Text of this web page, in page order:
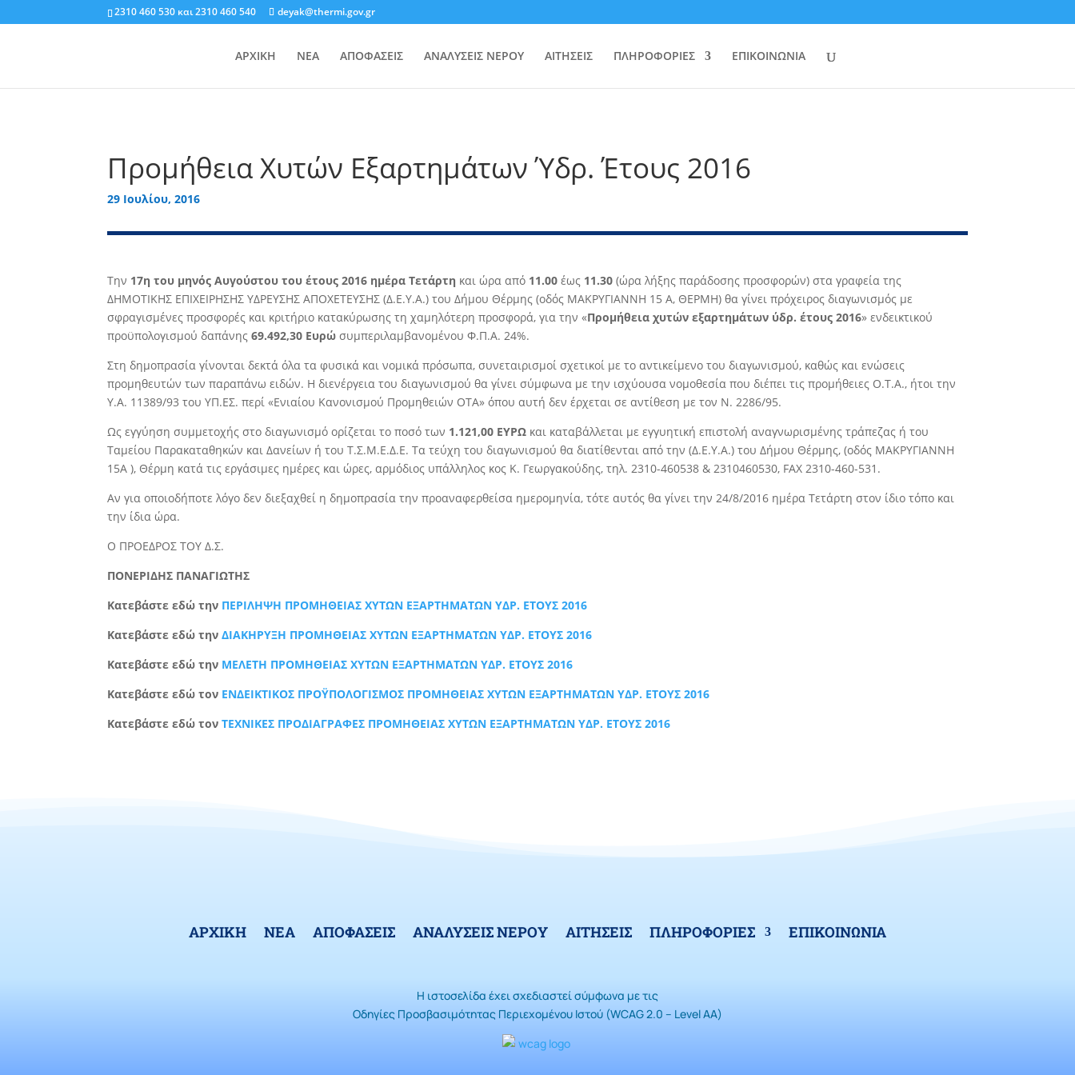
2310 460 530 και2310 460 540 deyak@thermi.gov.gr
ΑΡΧΙΚΗ ΝΕΑ ΑΠΟΦΑΣΕΙΣ ΑΝΑΛΥΣΕΙΣ ΝΕΡΟΥ ΑΙΤΗΣΕΙΣ ΠΛΗΡΟΦΟΡΙΕΣ ΕΠΙΚΟΙΝΩΝΙΑ
Προμήθεια Χυτών Εξαρτημάτων Ύδρ. Έτους 2016
29 Ιουλίου, 2016
Την 17η του μηνός Αυγούστου του έτους 2016 ημέρα Τετάρτη και ώρα από 11.00 έως 11.30 (ώρα λήξης παράδοσης προσφορών) στα γραφεία της
∆ΗΜΟΤΙΚΗΣ ΕΠΙΧΕΙΡΗΣΗΣ Υ∆ΡΕΥΣΗΣ ΑΠΟΧΕΤΕΥΣΗΣ (∆.Ε.Υ.Α.) του ∆ήμου Θέρμης (οδός ΜΑΚΡΥΓΙΑΝΝΗ 15 Α, ΘΕΡΜΗ) θα γίνει πρόχειρος διαγωνισμός με
σφραγισμένες προσφορές και κριτήριο κατακύρωσης τη χαμηλότερη προσφορά, για την «Προμήθεια χυτών εξαρτημάτων ύδρ. έτους 2016» ενδεικτικού
προϋπολογισμού δαπάνης69.492,30 Ευρώ συμπεριλαμβανομένου Φ.Π.Α. 24%.
Στη δημοπρασία γίνονται δεκτά όλα τα φυσικά και νομικά πρόσωπα, συνεταιρισμοί σχετικοί με το αντικείμενο του διαγωνισμού, καθώς και ενώσεις
προμηθευτών των παραπάνω ειδών. Η διενέργεια του διαγωνισμού θα γίνει σύμφωνα με την ισχύουσα νομοθεσία που διέπει τις προμήθειες Ο.Τ.Α., ήτοι την
Υ.Α. 11389/93 του ΥΠ.ΕΣ. περί «Ενιαίου Κανονισμού Προμηθειών ΟΤΑ» όπου αυτή δεν έρχεται σε αντίθεση με τον Ν. 2286/95.
Ως εγγύηση συμμετοχής στο διαγωνισμό ορίζεται το ποσό των 1.121,00 ΕΥΡΩ και καταβάλλεται με εγγυητική επιστολή αναγνωρισμένης τράπεζας ή του
Ταμείου Παρακαταθηκών και ∆ανείων ή του Τ.Σ.Μ.Ε.∆.Ε. Τα τεύχη του διαγωνισμού θα διατίθενται από την (∆.Ε.Υ.Α.) του ∆ήμου Θέρμης, (οδός ΜΑΚΡΥΓΙΑΝΝΗ
15Α ), Θέρμη κατά τις εργάσιμες ημέρες και ώρες, αρμόδιος υπάλληλος κος Κ. Γεωργακούδης, τηλ. 2310-460538 & 2310460530, FAX 2310-460-531.
Αν για οποιοδήποτε λόγο δεν διεξαχθεί η δημοπρασία την προαναφερθείσα ημερομηνία, τότε αυτός θα γίνει την 24/8/2016 ημέρα Τετάρτη στον ίδιο τόπο και
την ίδια ώρα.
Ο ΠΡΟΕΔΡΟΣ ΤΟΥ Δ.Σ.
ΠΟΝΕΡΙΔΗΣ ΠΑΝΑΓΙΩΤΗΣ
Κατεβάστε εδώ την ΠΕΡΙΛΗΨΗ ΠΡΟΜΗΘΕΙΑΣ ΧΥΤΩΝ ΕΞΑΡΤΗΜΑΤΩΝ ΥΔΡ. ΕΤΟΥΣ 2016
Κατεβάστε εδώ τηνΔΙΑΚΗΡΥΞΗ ΠΡΟΜΗΘΕΙΑΣ ΧΥΤΩΝ ΕΞΑΡΤΗΜΑΤΩΝ ΥΔΡ. ΕΤΟΥΣ 2016
Κατεβάστε εδώ την ΜΕΛΕΤΗ ΠΡΟΜΗΘΕΙΑΣ ΧΥΤΩΝ ΕΞΑΡΤΗΜΑΤΩΝ ΥΔΡ. ΕΤΟΥΣ 2016
Κατεβάστε εδώ τον ΕΝΔΕΙΚΤΙΚΟΣ ΠΡΟΫΠΟΛΟΓΙΣΜΟΣ ΠΡΟΜΗΘΕΙΑΣ ΧΥΤΩΝ ΕΞΑΡΤΗΜΑΤΩΝ ΥΔΡ. ΕΤΟΥΣ 2016
Κατεβάστε εδώ τονΤΕΧΝΙΚΕΣ ΠΡΟΔΙΑΓΡΑΦΕΣ ΠΡΟΜΗΘΕΙΑΣ ΧΥΤΩΝ ΕΞΑΡΤΗΜΑΤΩΝ ΥΔΡ. ΕΤΟΥΣ 2016
ΑΡΧΙΚΗ ΝΕΑ ΑΠΟΦΑΣΕΙΣ ΑΝΑΛΥΣΕΙΣ ΝΕΡΟΥ ΑΙΤΗΣΕΙΣ ΠΛΗΡΟΦΟΡΙΕΣ ΕΠΙΚΟΙΝΩΝΙΑ
Η ιστοσελίδα έχει σχεδιαστεί σύμφωνα με τις
Οδηγίες Προσβασιμότητας Περιεχομένου Ιστού (WCAG 2.0 – Level AA)